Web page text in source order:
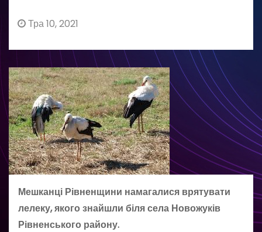
Тра 10, 2021
Мешканці Рівненщини намагалися врятувати
лелеку, якого знайшли біля села Новожуків
Рівненського району.